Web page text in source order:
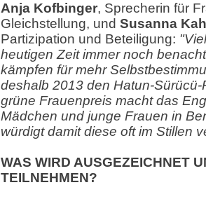
Anja Kofbinger, Sprecherin für
Gleichstellung, und Susanna
Partizipation und Beteiligung:
heutigen Zeit immer noch
kämpfen für mehr
deshalb 2013 den Hatun-Sürücü-
grüne Frauenpreis macht das
Mädchen und junge Frauen in
würdigt damit diese oft im Stillen
WAS WIRD AUSGEZEICHNET
TEILNEHMEN?